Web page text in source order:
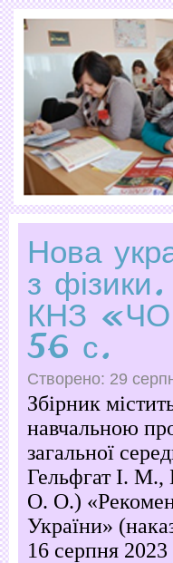
Нова
з
КНЗ
56 с.
Створено: 29
Збірник
навчальною
загальної
Гельфгат І.
О. О.)
України»
16 серпня